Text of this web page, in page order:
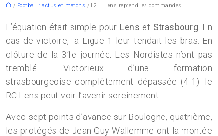
/ Football : actus et matchs / L2 – Lens reprend les commandes
L’équation était simple pour Lens et Strasbourg . En
cas de victoire, la Ligue 1 leur tendait les bras. En
clôture de la 31e journée, Les Nordistes n’ont pas
tremblé. Victorieux d’une formation
strasbourgeoise complètement dépassée (4-1), le
RC Lens peut voir l’avenir sereinement.
Avec sept points d’avance sur Boulogne, quatrième,
les protégés de Jean-Guy Wallemme ont la montée